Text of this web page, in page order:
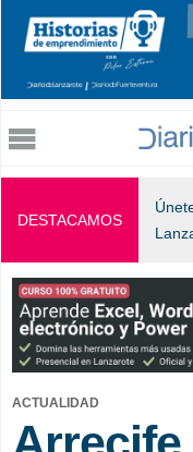
DESTACAMOS
ACTUALIDAD